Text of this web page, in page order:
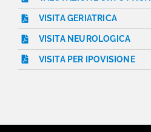
VISITA GERIATRICA
VISITA NEUROLOGICA
VISITA PER IPOVISIONE